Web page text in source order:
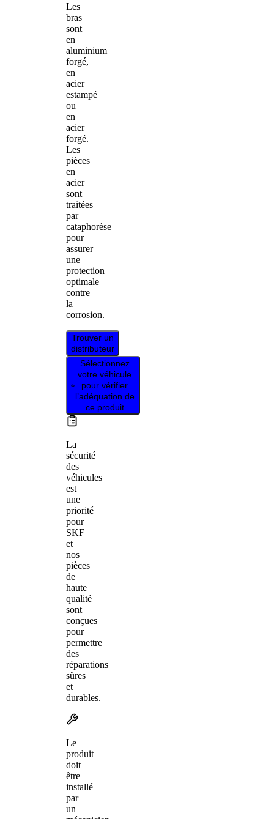
Les
bras
sont
en
aluminium
forgé,
en
acier
estampé
ou
en
acier
forgé.
Les
pièces
en
acier
sont
traitées
par
cataphorèse
pour
assurer
une
protection
optimale
contre
la
corrosion.
Trouver un
distributeur
Sélectionnez
votre véhicule
pour vérifier
l’adéquation de
ce produit
La
sécurité
des
véhicules
est
une
priorité
pour
SKF
et
nos
pièces
de
haute
qualité
sont
conçues
pour
permettre
des
réparations
sûres
et
durables.
Le
produit
doit
être
installé
par
un